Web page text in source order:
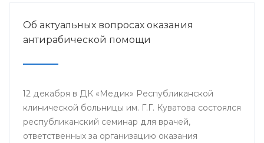
Об актуальных вопросах оказания
антирабической помощи
12 декабря в ДК «Медик» Республиканской
клинической больницы им. Г.Г. Куватова состоялся
республиканский семинар для врачей,
ответственных за организацию оказания